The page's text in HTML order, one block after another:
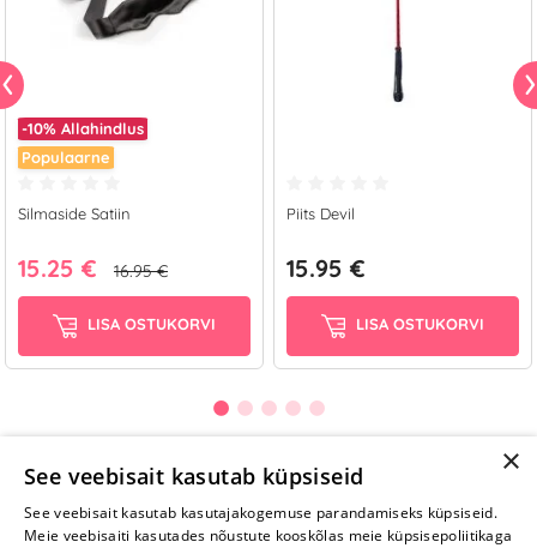
-10% Allahindlus
Populaarne
Silmaside Satiin
15.25 € 16.95 €
LISA OSTUKORVI
Piits Devil
15.95 €
LISA OSTUKORVI
Selle toote saab tellida ka helistades:
×
See veebisait kasutab küpsiseid
See veebisait kasutab kasutajakogemuse parandamiseks küpsiseid.
Meie veebisaiti kasutades nõustute kooskõlas meie küpsisepoliitikaga